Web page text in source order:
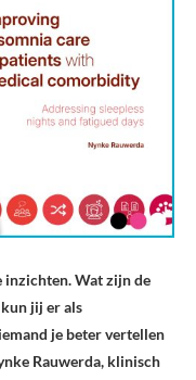
Wat zijn de
jij er als
je beter vertellen
Rauwerda, klinisch